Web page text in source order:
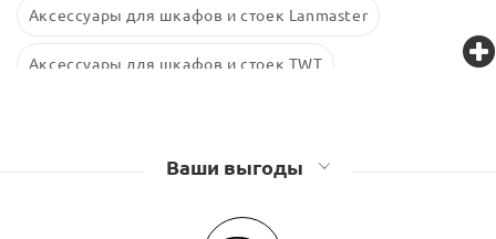
Аксессуары для шкафов и стоек Lanmaster
Аксессуары для шкафов и стоек TWT
Аксессуары для шкафов и стоек Связьстройдеталь
Ваши выгоды